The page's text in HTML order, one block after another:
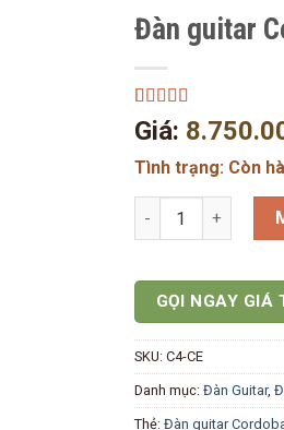
Đàn guitar
5.00trên 5
dựa trên
1
đánh giá
Giá:
Tình trạng: Còn
Đàn guitar Cordoba
GỌI NGAY
SKU: C4-CE
Danh mục: Đàn Guitar,
Thẻ: Đàn guitar